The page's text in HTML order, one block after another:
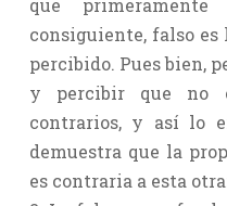
que
consiguiente, falso
percibido. Pues bien,
y percibir que no
contrarios, y así lo
demuestra que la
es contraria a esta